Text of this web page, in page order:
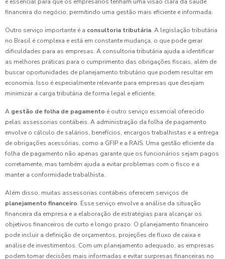
financeira do negócio, permitindo uma gestão mais eficiente e informada.
Outro serviço importante é a consultoria tributária. A legislação tributária
no Brasil é complexa e está em constante mudança, o que pode gerar
dificuldades para as empresas. A consultoria tributária ajuda a identificar
as melhores práticas para o cumprimento das obrigações fiscais, além de
buscar oportunidades de planejamento tributário que podem resultar em
economia. Isso é especialmente relevante para empresas que desejam
minimizar a carga tributária de forma legal e eficiente.
A gestão de folha de pagamento é outro serviço essencial oferecido
pelas assessorias contábeis. A administração da folha de pagamento
envolve o cálculo de salários, benefícios, encargos trabalhistas e a entrega
de obrigações acessórias, como a GFIP e a RAIS. Uma gestão eficiente da
folha de pagamento não apenas garante que os funcionários sejam pagos
corretamente, mas também ajuda a evitar problemas com o fisco e a
manter a conformidade trabalhista.
Além disso, muitas assessorias contábeis oferecem serviços de
planejamento financeiro. Esse serviço envolve a análise da situação
financeira da empresa e a elaboração de estratégias para alcançar os
objetivos financeiros de curto e longo prazo. O planejamento financeiro
pode incluir a definição de orçamentos, projeções de fluxo de caixa e
análise de investimentos. Com um planejamento adequado, as empresas
podem tomar decisões mais informadas e evitar surpresas financeiras no